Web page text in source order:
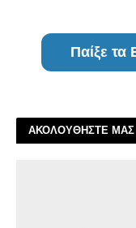
Παίξε τα
ΑΚΟΛΟΥΘΗΣΤΕ ΜΑΣ